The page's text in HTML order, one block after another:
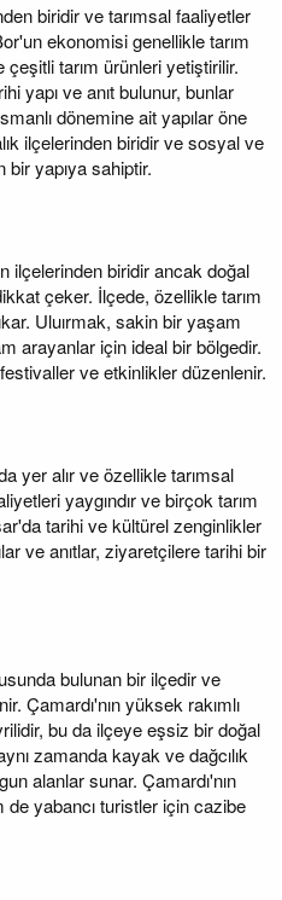
biridir ve tarımsal faaliyetler
ekonomisi genellikle tarım
çeşitli tarım ürünleri yetiştirilir.
yapı ve anıt bulunur, bunlar
dönemine ait yapılar öne
ilçelerinden biridir ve sosyal ve
bir yapıya sahiptir.
ilçelerinden biridir ancak doğal
çeker. İlçede, özellikle tarım
Uluırmak, sakin bir yaşam
arayanlar için ideal bir bölgedir.
ve etkinlikler düzenlenir.
yer alır ve özellikle tarımsal
yaygındır ve birçok tarım
tarihi ve kültürel zenginlikler
ve anıtlar, ziyaretçilere tarihi bir
bulunan bir ilçedir ve
Çamardı'nın yüksek rakımlı
bu da ilçeye eşsiz bir doğal
zamanda kayak ve dağcılık
alanlar sunar. Çamardı'nın
yabancı turistler için cazibe